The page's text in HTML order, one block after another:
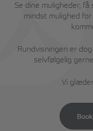
Se dine muligheder,
mindst mulighed
Rundvisningen er
selvfølgelig
Vi